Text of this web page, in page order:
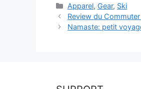
Catégories
Apparel, Gear, Ski
Review du
Namaste: petit